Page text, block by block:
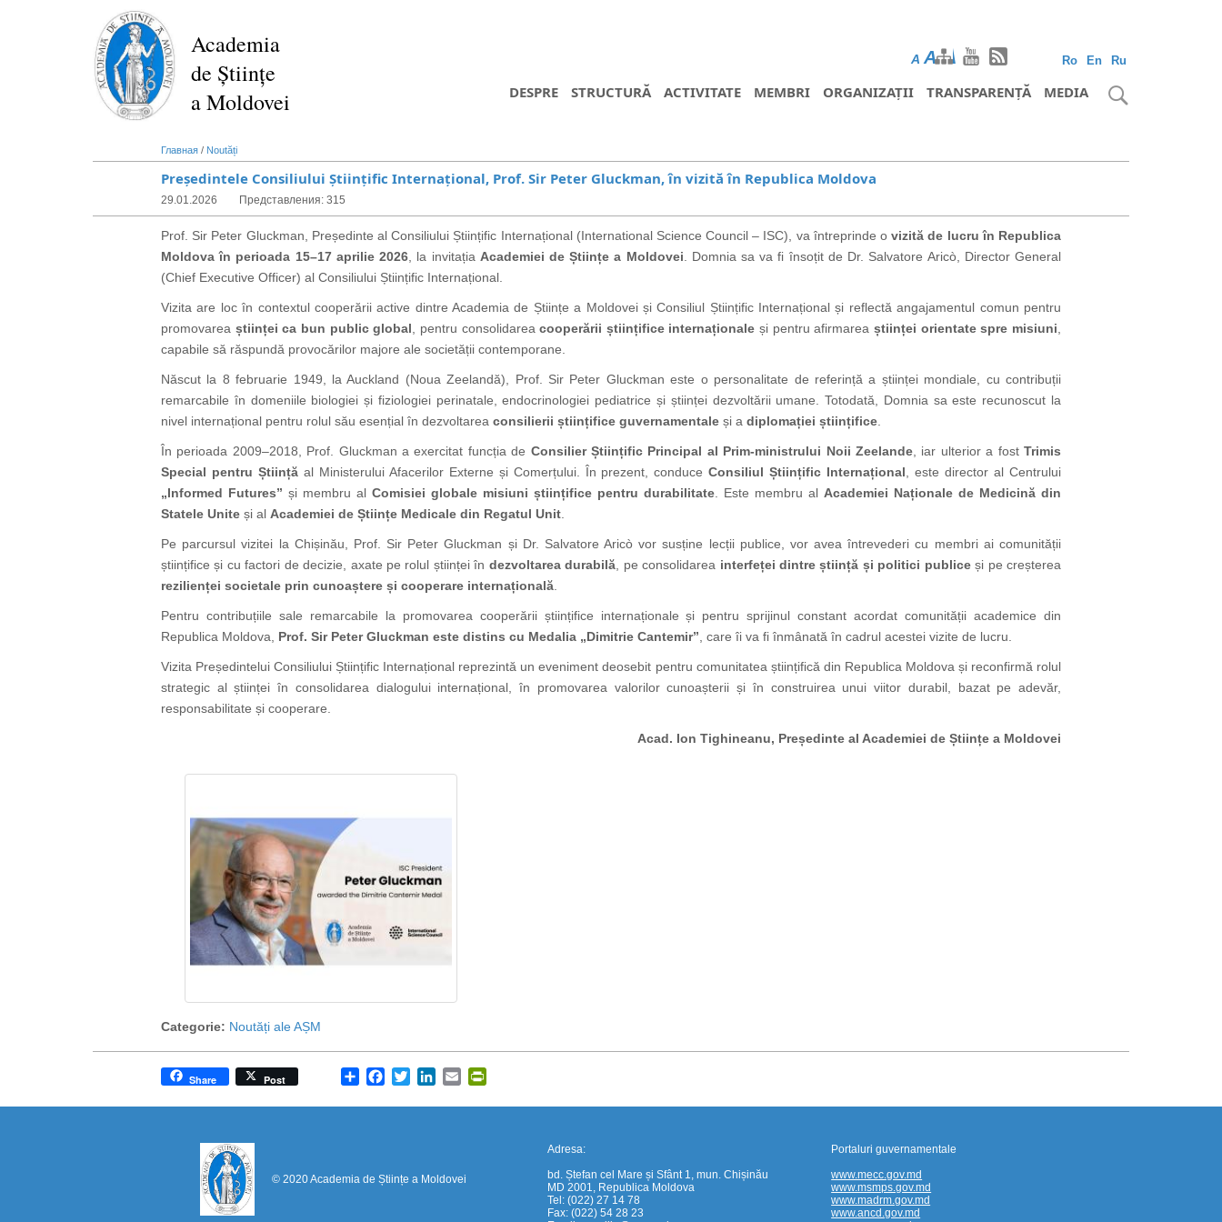
Academia
de Științe
a Moldovei
Ro En Ru
A AA
DESPRE STRUCTURĂ ACTIVITATE MEMBRI ORGANIZAȚII TRANSPARENȚĂ MEDIA
Главная / Noutăți
Președintele Consiliului Științific Internațional, Prof. Sir Peter Gluckman, în vizită în Republica Moldova
29.01.2026 Представления: 315
Prof. Sir Peter Gluckman, Președinte al Consiliului Științific Internațional (International Science Council – ISC), va întreprinde ovizită de lucru în Republica
Moldova în perioada 15–17 aprilie 2026 , la invitația Academiei de Științe a Moldovei . Domnia sa va fi însoțit de Dr. Salvatore Aricò, Director General
(Chief Executive Officer) al Consiliului Științific Internațional.
Vizita are loc în contextul cooperării active dintre Academia de Științe a Moldovei și Consiliul Științific Internațional și reflectă angajamentul comun pentru
promovarea științei ca bun public global , pentru consolidareacooperării științifice internaționale și pentru afirmareaștiinței orientate spre misiuni
capabile să răspundă provocărilor majore ale societății contemporane.
Născut la 8 februarie 1949, la Auckland (Noua Zeelandă), Prof. Sir Peter Gluckman este o personalitate de referință a științei mondiale, cu contribuții
remarcabile în domeniile biologiei și fiziologiei perinatale, endocrinologiei pediatrice și științei dezvoltării umane. Totodată, Domnia sa este recunoscut la
nivel internațional pentru rolul său esențial în dezvoltarea consilierii științifice guvernamentale și a diplomației științifice
În perioada 2009–2018, Prof. Gluckman a exercitat funcția de Consilier Științific Principal al Prim-ministrului Noii Zeelande , iar ulterior a fostTrimis
Special pentru Științăal Ministerului Afacerilor Externe și Comerțului. În prezent, conduceConsiliul Științific Internațional , este director al Centrului
„Informed Futures” și membru al Comisiei globale misiuni științifice pentru durabilitate . Este membru al Academiei Naționale de Medicină din
Statele Unite și al Academiei de Științe Medicale din Regatul Unit
Pe parcursul vizitei la Chișinău, Prof. Sir Peter Gluckman și Dr. Salvatore Aricò vor susține lecții publice, vor avea întrevederi cu membri ai comunității
științifice și cu factori de decizie, axate pe rolul științei în dezvoltarea durabilă , pe consolidarea interfeței dintre știință și politici publiceși pe creșterea
rezilienței societale prin cunoaștere și cooperare internațională
Pentru contribuțiile sale remarcabile la promovarea cooperării științifice internaționale și pentru sprijinul constant acordat comunității academice din
Republica Moldova, Prof. Sir Peter Gluckman este distins cu Medalia „Dimitrie Cantemir” , care îi va fi înmânată în cadrul acestei vizite de lucru.
Vizita Președintelui Consiliului Științific Internațional reprezintă un eveniment deosebit pentru comunitatea științifică din Republica Moldova și reconfirmă rolul
strategic al științei în consolidarea dialogului internațional, în promovarea valorilor cunoașterii și în construirea unui viitor durabil, bazat pe adevăr,
responsabilitate și cooperare.
Acad. Ion Tighineanu, Președinte al Academiei de Științe a Moldovei
Categorie: Noutăți ale AȘM
Share
Share Post Facebook
TwitterLinkedIn
Email
© 2020 Academia de Științe a Moldovei
Adresa:
bd. Ștefan cel Mare și Sfânt 1, mun. Chișinău
MD 2001, Republica Moldova
Tel: (022) 27 14 78
Fax: (022) 54 28 23
Portaluri guvernamentale
www.mecc.gov.md
www.msmps.gov.md
www.madrm.gov.md
www.ancd.gov.md